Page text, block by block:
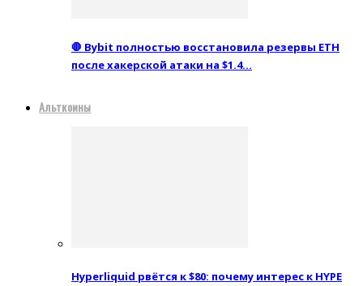
🛑 Bybit полностью восстановила резервы ETH
после хакерской атаки на $1.4…
Альткоины
Hyperliquid рвётся к $80: почему интерес к HYPE